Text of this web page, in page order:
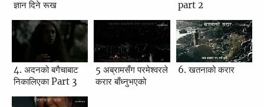
ज्ञान दिने रूख
part 2
4. अदनको बगैचाबाट
निकालिएका Part 3
5 अब्रामसँग परमेश्‍वरले
करार बाँध्‍नुभएको
6. खतनाको करार